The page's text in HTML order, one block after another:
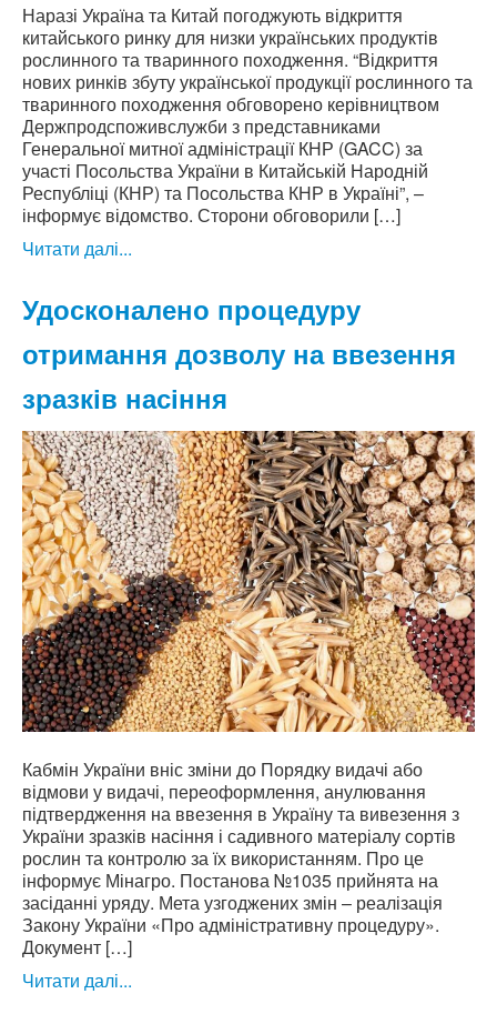
Наразі Україна та Китай погоджують відкриття
китайського ринку для низки українських продуктів
рослинного та тваринного походження. “Відкриття
нових ринків збуту української продукції рослинного та
тваринного походження обговорено керівництвом
Держпродспоживслужби з представниками
Генеральної митної адміністрації КНР (GACC) за
участі Посольства України в Китайській Народній
Республіці (КНР) та Посольства КНР в Україні”, –
інформує відомство. Сторони обговорили […]
Читати далі...
Удосконалено процедуру
отримання дозволу на ввезення
зразків насіння
Кабмін України вніс зміни до Порядку видачі або
відмови у видачі, переоформлення, анулювання
підтвердження на ввезення в Україну та вивезення з
України зразків насіння і садивного матеріалу сортів
рослин та контролю за їх використанням. Про це
інформує Мінагро. Постанова №1035 прийнята на
засіданні уряду. Мета узгоджених змін – реалізація
Закону України «Про адміністративну процедуру».
Документ […]
Читати далі...